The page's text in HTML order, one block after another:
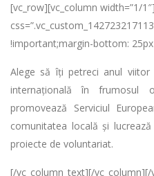
[vc_row][vc_column width=”1/
!important;margin-bottom:
Alege să îți petreci anul
internațională în frumosul
promovează Serviciul
comunitatea locală și
proiecte de voluntariat.
[/vc_column_text][/